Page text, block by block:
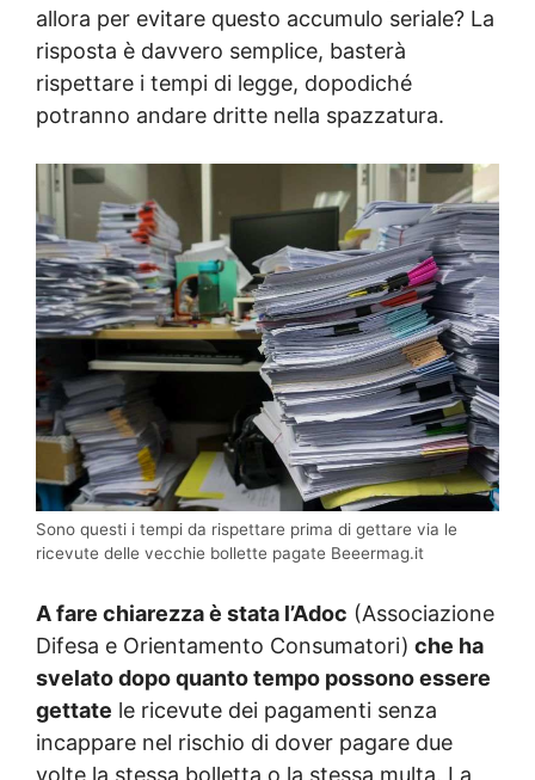
allora per evitare questo accumulo seriale? La
risposta è davvero semplice, basterà
rispettare i tempi di legge, dopodiché
potranno andare dritte nella spazzatura.
Sono questi i tempi da rispettare prima di gettare via le
ricevute delle vecchie bollette pagate Beeermag.it
A fare chiarezza è stata l’Adoc (Associazione
Difesa e Orientamento Consumatori) che ha
svelato dopo quanto tempo possono essere
gettate le ricevute dei pagamenti senza
incappare nel rischio di dover pagare due
volte la stessa bolletta o la stessa multa. La